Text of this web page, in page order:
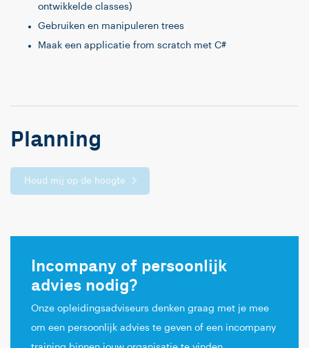
ontwikkelde classes)
Gebruiken en manipuleren trees
Maak een applicatie from scratch met C#
Planning
Houd mij op de hoogte
Incompany of persoonlijk
advies nodig?
Onze opleidingsadviseurs denken graag met je mee
om een persoonlijk advies te geven of een incompany